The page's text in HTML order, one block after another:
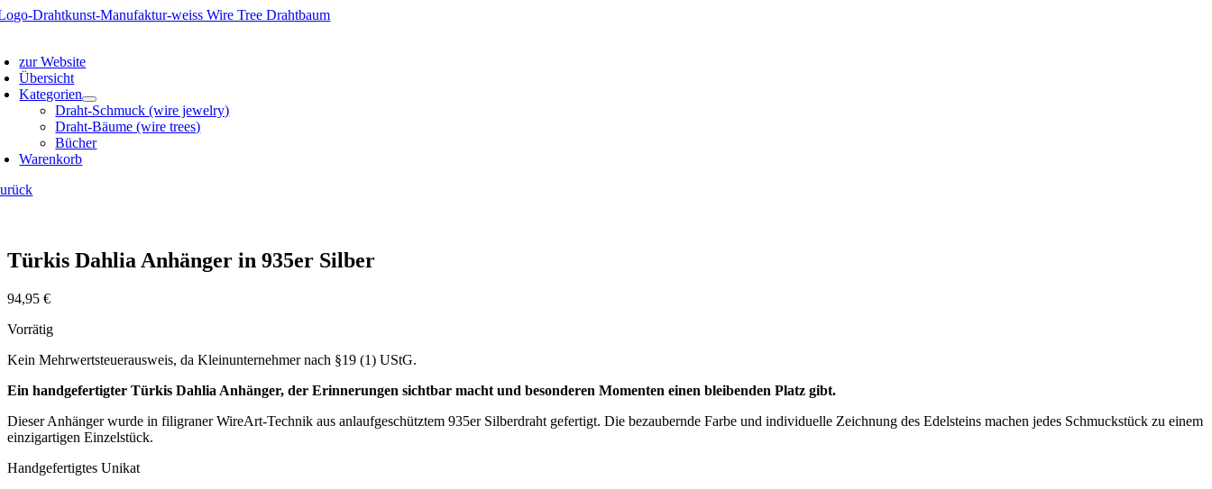
Zum
zur Website
Übersicht
Kategorien
Draht-Schmuck (wire jewelry)
Draht-Bäume (wire trees)
Bücher
Warenkorb
Türkis Dahlia Anhänger in 935er Silber
94,95 €
Vorrätig
Kein Mehrwertsteuerausweis, da Kleinunternehmer nach §19 (1) UStG.
Ein handgefertigter Türkis Dahlia Anhänger, der Erinnerungen sichtbar macht und besonderen Momenten einen bleibenden Platz gibt.
Dieser Anhänger wurde in filigraner WireArt-Technik aus anlaufgeschütztem 935er Silberdraht gefertigt. Die bezaubernde Farbe und individuelle Zeichnung des Edelsteins machen jedes Schmuckstück zu einem
einzigartigen Einzelstück.
Handgefertigtes Unikat